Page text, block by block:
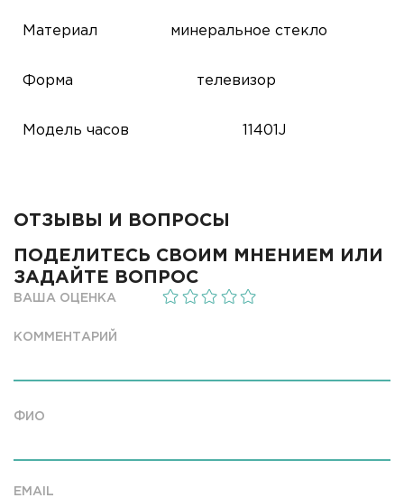
Материал минеральное стекло
Форма телевизор
Модель часов 11401J
ОТЗЫВЫ И ВОПРОСЫ
ПОДЕЛИТЕСЬ СВОИМ МНЕНИЕМ ИЛИ
ЗАДАЙТЕ ВОПРОС
ВАША ОЦЕНКА
КОММЕНТАРИЙ
ФИО
EMAIL